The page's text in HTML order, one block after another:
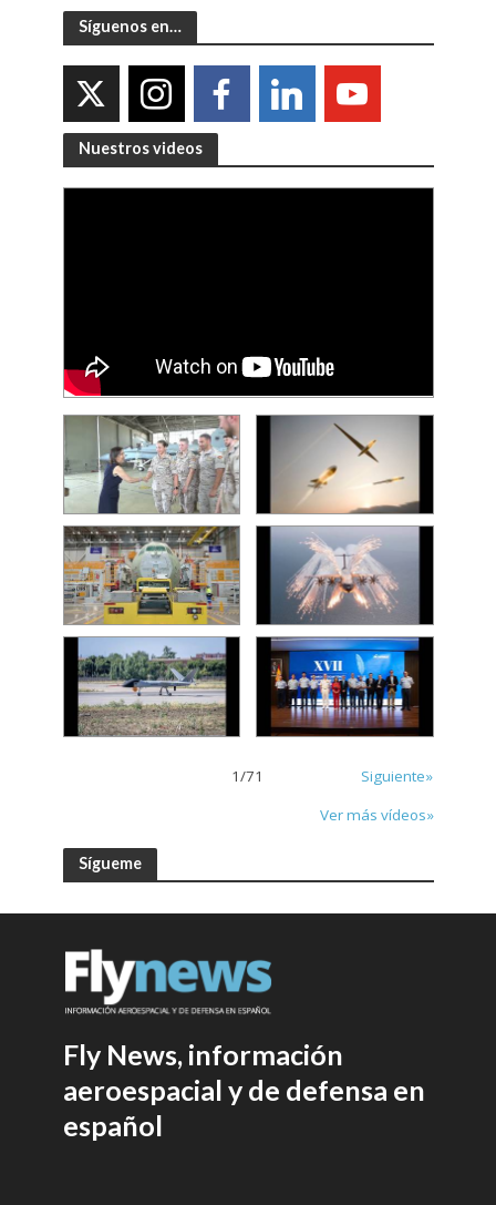
Síguenos en…
Nuestros videos
1/71
Siguiente»
Ver más vídeos»
Sígueme
Fly News, información
aeroespacial y de defensa en
español